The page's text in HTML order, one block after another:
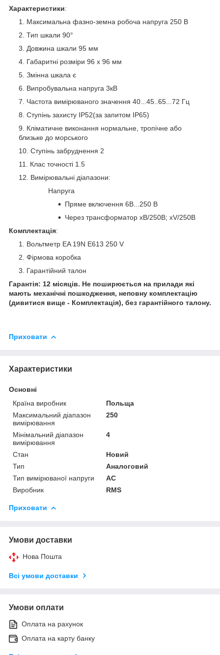
Характеристики:
Максимальна фазно-земна робоча напруга 250 В
Тип шкали 90°
Довжина шкали 95 мм
Габаритні розміри 96 x 96 мм
Змінна шкала є
Випробувальна напруга 3кВ
Частота вимірюваного значення 40...45..65...72 Гц
Ступінь захисту IP52(за запитом IP65)
Кліматичне виконання нормальне, тропічне або
близьке до морського
Ступінь забруднення 2
Клас точності 1.5
Вимірювальні діапазони:
Напруга
Пряме включення 6В...250 В
Через трансформатор хВ/250В; xV/250B
Комплектація:
Вольтметр EA 19N E613 250 V
Фірмова коробка
Гарантійний талон
Гарантія: 12 місяців. Не поширюється на прилади які
мають механічні пошкодження, неповну комплектацію
(дивитися вище - Комплектація), без гарантійного талону.
Приховати
Характеристики
Основні
Країна виробник
Польща
Максимальний діапазон
вимірювання
250
Мінімальний діапазон
вимірювання
4
Стан
Новий
Тип
Аналоговий
Тип вимірюваної напруги
AC
Виробник
RMS
Приховати
Умови доставки
Нова Пошта
Всі умови доставки
Умови оплати
Оплата на рахунок
Оплата на карту банку